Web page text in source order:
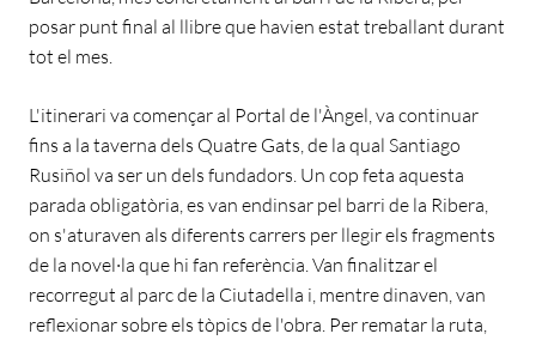
posar punt final al llibre que havien estat treballant durant
tot el mes.
L'itinerari va començar al Portal de l'Àngel, va continuar
fins a la taverna dels Quatre Gats, de la qual Santiago
Rusiñol va ser un dels fundadors. Un cop feta aquesta
parada obligatòria, es van endinsar pel barri de la Ribera,
on s'aturaven als diferents carrers per llegir els fragments
de la novel·la que hi fan referència. Van finalitzar el
recorregut al parc de la Ciutadella i, mentre dinaven, van
reflexionar sobre els tòpics de l'obra. Per rematar la ruta,